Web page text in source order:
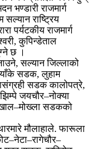
भण्डारी राजमार्ग
सल्यान राष्ट्रिय
पर्यटकीय राजमार्ग
कुपिन्डेताल
छ ।
सल्यान जिल्लाको
सडक, लुहाम
सडक कालोपत्रे,
जयचौर–नोक्या
सडकको
मौलाहाले. फारूला